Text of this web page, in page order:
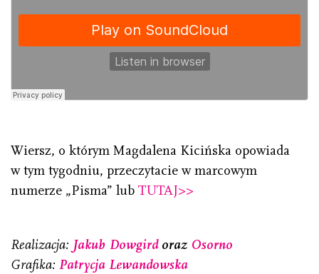
Wiersz, o którym Magdalena Kicińska opowiada
w tym tygodniu, przeczytacie w marcowym
numerze „Pisma” lub TUTAJ>>
Realizacja: Jakub Dowgirdoraz Osorno
Grafika: Patrycja Lewandowska